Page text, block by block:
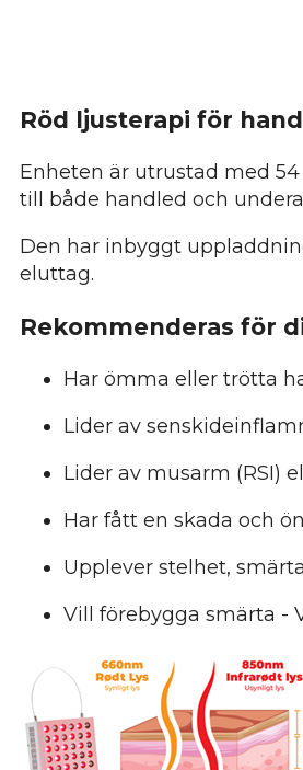
Röd ljusterapi för
Enheten är utrustad med
till både handled och
Den har inbyggt
eluttag.
Rekommenderas för
Har ömma eller trötta
Lider av
Lider av musarm (RSI)
Har fått en skada och
Upplever stelhet,
Vill förebygga smärta -